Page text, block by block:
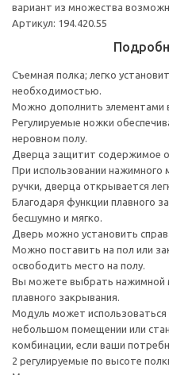
вариант из множества
Артикул: 194.420.55
Съемная полка; легко
необходимостью.
Можно дополнить элементами
Регулируемые ножки
неровном полу.
Дверца защитит содержимое
При использовании
ручки, дверца открывается
Благодаря функции плавного
бесшумно и мягко.
Дверь можно установить
Можно поставить на пол или
освободить место на полу.
Вы можете выбрать нажимной
плавного закрывания.
Модуль может использоваться
небольшом помещении или
комбинации, если ваши
2 регулируемые по высоте